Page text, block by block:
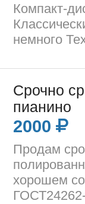
Компакт-
немного
Срочно
пианино
2000
Продам
хорошем